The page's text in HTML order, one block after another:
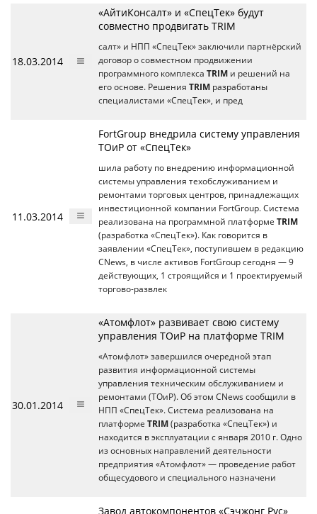
18.03.2014
«АйтиКонсалт» и «СпецТек» будут
совместно продвигать TRIM
салт» и НПП «СпецТек» заключили партнёрский
договор о совместном продвижении
программного комплекса TRIM и решений на
его основе. Решения TRIM разработаны
специалистами «СпецТек», и пред
11.03.2014
FortGroup внедрила систему управления
ТОиР от «СпецТек»
шила работу по внедрению информационной
системы управления техобслуживанием и
ремонтами торговых центров, принадлежащих
инвестиционной компании FortGroup. Система
реализована на программной платформе TRIM
(разработка «СпецТек»). Как говорится в
заявлении «СпецТек», поступившем в редакцию
CNews, в числе активов FortGroup сегодня — 9
действующих, 1 строящийся и 1 проектируемый
торгово-развлек
30.01.2014
«Атомфлот» развивает свою систему
управления ТОиР на платформе TRIM
«Атомфлот» завершился очередной этап
развития информационной системы
управления техническим обслуживанием и
ремонтами (ТОиР). Об этом CNews сообщили в
НПП «СпецТек». Система реализована на
платформе TRIM (разработка «СпецТек») и
находится в эксплуатации с января 2010 г. Одно
из основных направлений деятельности
предприятия «Атомфлот» — проведение работ
общесудового и специального назначени
Завод автокомпонентов «Сэчжонг Рус»